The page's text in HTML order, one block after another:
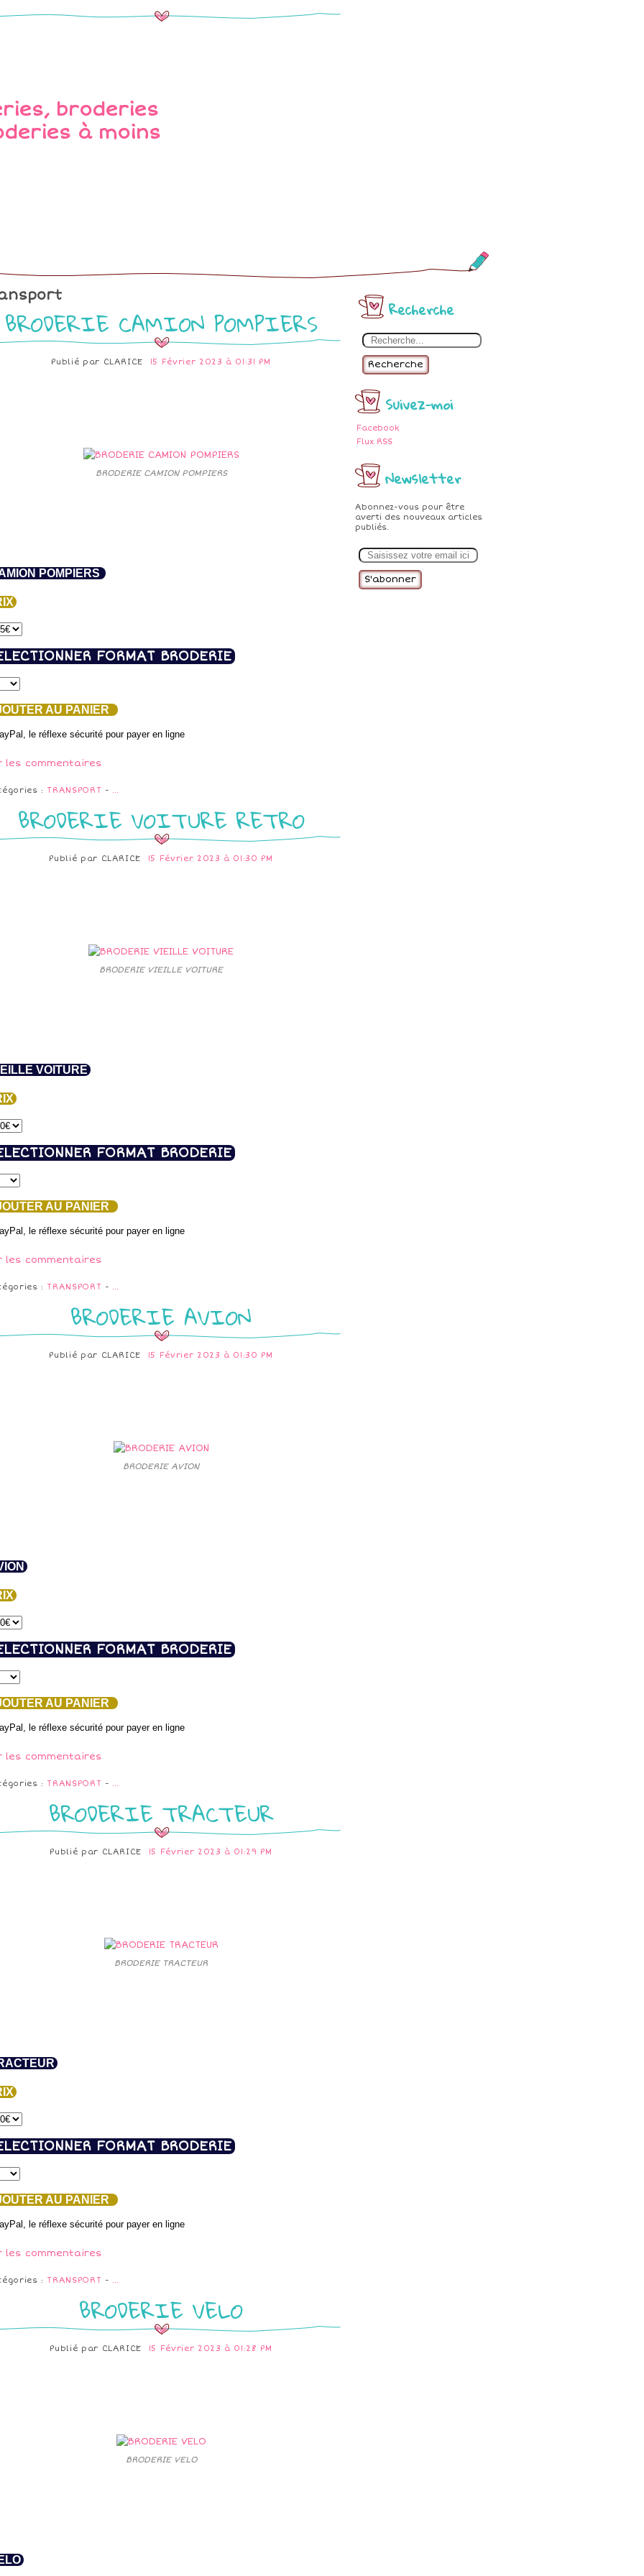
Recherche
Recherche
Suivez-moi
Facebook
Flux RSS
Newsletter
Abonnez-vous pour être
averti des nouveaux articles
publiés.
m
BRODERIE CAMION POMPIERS
Publié par CLARICE 15 Février 2023 à 01:31 PM
BRODERIE CAMION POMPIERS
POMPIERS
FORMAT BRODERIE
AU PANIER
les commentaires
: TRANSPORT - …
BRODERIE VOITURE RETRO
Publié par CLARICE 15 Février 2023 à 01:30 PM
BRODERIE VIEILLE VOITURE
VOITURE
FORMAT BRODERIE
AU PANIER
les commentaires
: TRANSPORT - …
BRODERIE AVION
Publié par CLARICE 15 Février 2023 à 01:30 PM
BRODERIE AVION
FORMAT BRODERIE
AU PANIER
les commentaires
: TRANSPORT - …
BRODERIE TRACTEUR
Publié par CLARICE 15 Février 2023 à 01:29 PM
BRODERIE TRACTEUR
FORMAT BRODERIE
AU PANIER
les commentaires
: TRANSPORT - …
BRODERIE VELO
Publié par CLARICE 15 Février 2023 à 01:28 PM
BRODERIE VELO